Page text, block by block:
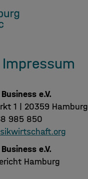
Impressum
e.V.
1 | 20359 Hamburg
985 850
e.V.
Hamburg